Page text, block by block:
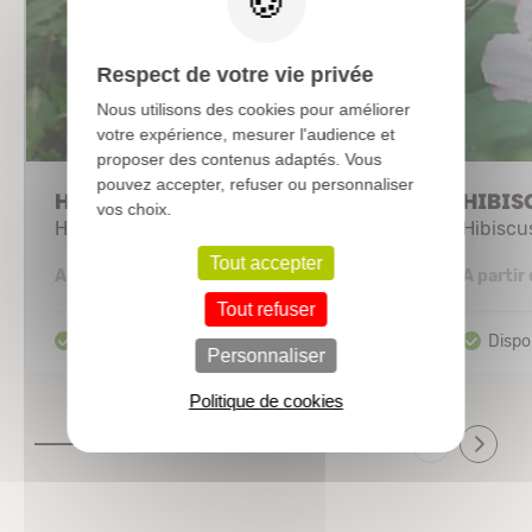
HIBISCUS syriacus 'Marina'
Hibiscus/Althae
A partir de 7,47 € A partir
Respect de votre vie privée
Nous utilisons des cookies pour améliorer
votre expérience, mesurer l'audience et
proposer des contenus adaptés. Vous
pouvez accepter, refuser ou personnaliser
vos choix.
Tout accepter
Tout refuser
Personnaliser
Politique de cookies